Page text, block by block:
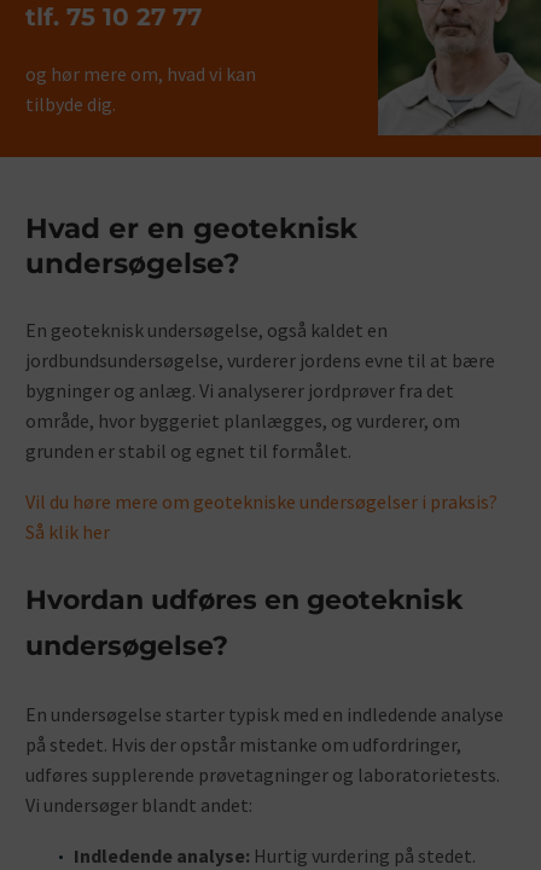
tlf. 75 10 27 77
og hør mere om, hvad vi kan
tilbyde dig.
Hvad er en geoteknisk
undersøgelse?
En geoteknisk undersøgelse, også kaldet en
jordbundsundersøgelse, vurderer jordens evne til at bære
bygninger og anlæg. Vi analyserer jordprøver fra det
område, hvor byggeriet planlægges, og vurderer, om
grunden er stabil og egnet til formålet.
Vil du høre mere om geotekniske undersøgelser i praksis?
Så klik her
Hvordan udføres en geoteknisk
undersøgelse?
En undersøgelse starter typisk med en indledende analyse
på stedet. Hvis der opstår mistanke om udfordringer,
udføres supplerende prøvetagninger og laboratorietests.
Vi undersøger blandt andet:
Indledende analyse: Hurtig vurdering på stedet.